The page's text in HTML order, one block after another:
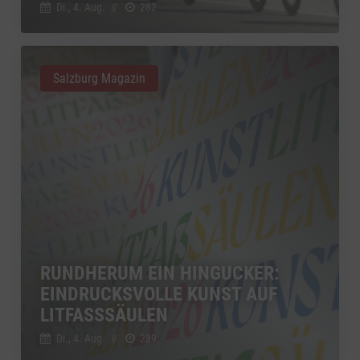
Di., 4. Aug. // 282
RUNDHERUM EIN HINGUCKER:
EINDRUCKSVOLLE KUNST AUF
LITFASSSÄULEN
Di., 4. Aug. // 239
Salzburg Magazin